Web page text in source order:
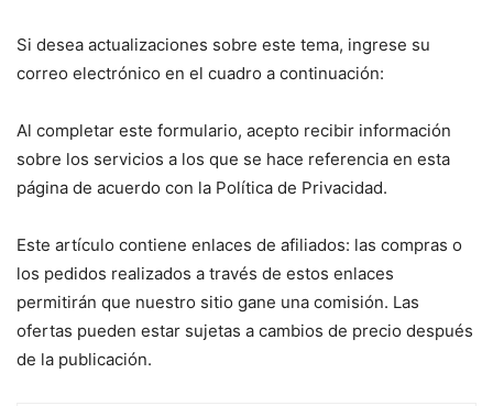
Si desea actualizaciones sobre este tema, ingrese su
correo electrónico en el cuadro a continuación:
Al completar este formulario, acepto recibir información
sobre los servicios a los que se hace referencia en esta
página de acuerdo con la Política de Privacidad.
Este artículo contiene enlaces de afiliados: las compras o
los pedidos realizados a través de estos enlaces
permitirán que nuestro sitio gane una comisión. Las
ofertas pueden estar sujetas a cambios de precio después
de la publicación.